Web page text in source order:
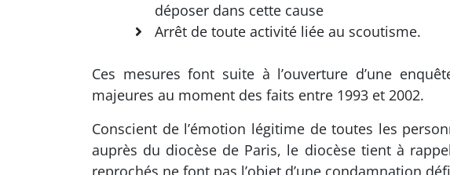
déposer dans cette cause
Arrêt de toute activité liée au scoutisme.
Ces mesures font suite à l’ouverture d’une
majeures au moment des faits entre 1993 et 2002.
Conscient de l’émotion légitime de toutes les
auprès du diocèse de Paris, le diocèse tient à
reprochés ne font pas l’objet d’une condamnation